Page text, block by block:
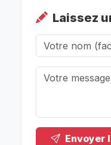
Laissez
Envoyer